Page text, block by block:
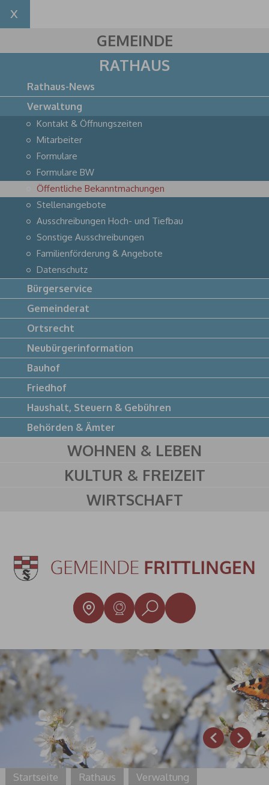
GEMEINDE
RATHAUS
Rathaus-News
Verwaltung
Kontakt & Öffnungszeiten
Mitarbeiter
Formulare
Formulare BW
Öffentliche Bekanntmachungen
Stellenangebote
Ausschreibungen Hoch- und Tiefbau
Sonstige Ausschreibungen
Familienförderung & Angebote
Datenschutz
Bürgerservice
Gemeinderat
Ortsrecht
Neubürgerinformation
Bauhof
Friedhof
Haushalt, Steuern & Gebühren
Behörden & Ämter
WOHNEN & LEBEN
KULTUR & FREIZEIT
WIRTSCHAFT
Prev Next
Startseite Rathaus
Verwaltung